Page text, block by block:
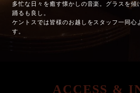
多忙な日々を癒す懐かしの音楽。グラスを傾
踊るも良し。
ケントスでは皆様のお越しをスタッフ一同心
す。
ACCESS &